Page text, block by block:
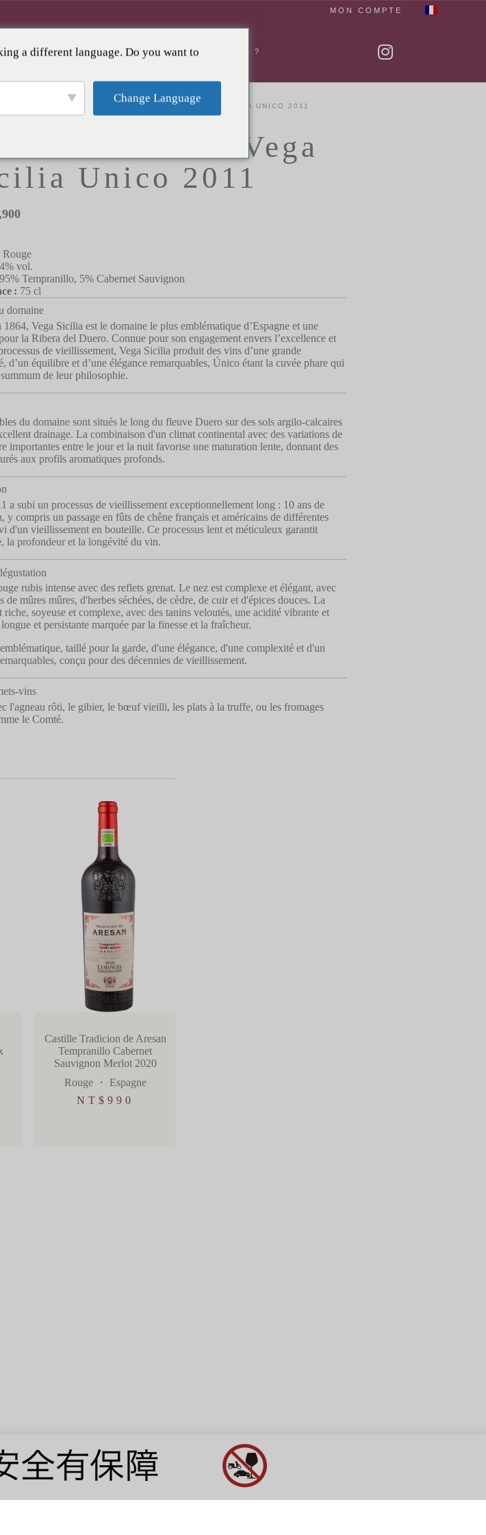
MON COMPTE
& CLUB QUI SOMMES NOUS ?
RIBERA DEL DUERO VEGA SICILIA UNICO 2011
del Duero Vega
Unico 2011
Rouge
vol.
95% Tempranillo, 5% Cabernet Sauvignon
: 75 cl
domaine
1864, Vega Sicilia est le domaine le plus emblématique d’Espagne et une
la Ribera del Duero. Connue pour son engagement envers l’excellence et
de vieillissement, Vega Sicilia produit des vins d’une grande
d’un équilibre et d’une élégance remarquables, Único étant la cuvée phare qui
de leur philosophie.
du domaine sont situés le long du fleuve Duero sur des sols argilo-calcaires
drainage. La combinaison d'un climat continental avec des variations de
importantes entre le jour et la nuit favorise une maturation lente, donnant des
aux profils aromatiques profonds.
a subi un processus de vieillissement exceptionnellement long : 10 ans de
y compris un passage en fûts de chêne français et américains de différentes
d'un vieillissement en bouteille. Ce processus lent et méticuleux garantit
la profondeur et la longévité du vin.
rubis intense avec des reflets grenat. Le nez est complexe et élégant, avec
de mûres mûres, d'herbes séchées, de cèdre, de cuir et d'épices douces. La
riche, soyeuse et complexe, avec des tanins veloutés, une acidité vibrante et
et persistante marquée par la finesse et la fraîcheur.
taillé pour la garde, d'une élégance, d'une complexité et d'un
conçu pour des décennies de vieillissement.
vins
l'agneau rôti, le gibier, le bœuf vieilli, les plats à la truffe, ou les fromages
le Comté.
Castille Tradicion de Aresan
Tempranillo Cabernet
Sauvignon Merlot 2020
Rouge・ Espagne
NT$ 990
a different language. Do you want to
Change Language